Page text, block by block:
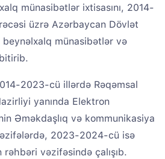
münasibətlər ixtisasını, 2014-
üzrə Azərbaycan Dövlət
münasibətlər və
2023-cü illərdə Rəqəmsal
yanında Elektron
Əməkdaşlıq və kommunikasiya
2023-2024-cü isə
vəzifəsində çalışıb.